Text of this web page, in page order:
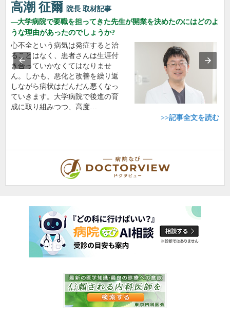
高潮 征爾 院長 取材記事
大学病院で要職を担ってきた先生が開業を決めたのにはどのよ
うな理由があったのでしょうか?
心不全という病気は発症すると治
ることはなく、患者さんは生涯付
き合っていかなくてはなりませ
ん。しかも、悪化と改善を繰り返
しながら病状はだんだん悪くなっ
ていきます。大学病院で後進の育
成に取り組みつつ、高度…
>>記事全文を読む